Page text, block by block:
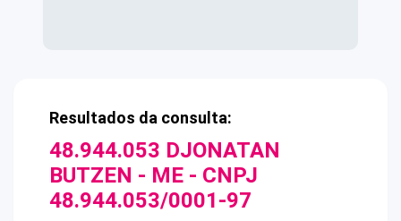
Resultados da consulta:
48.944.053 DJONATAN
BUTZEN - ME - CNPJ
48.944.053/0001-97